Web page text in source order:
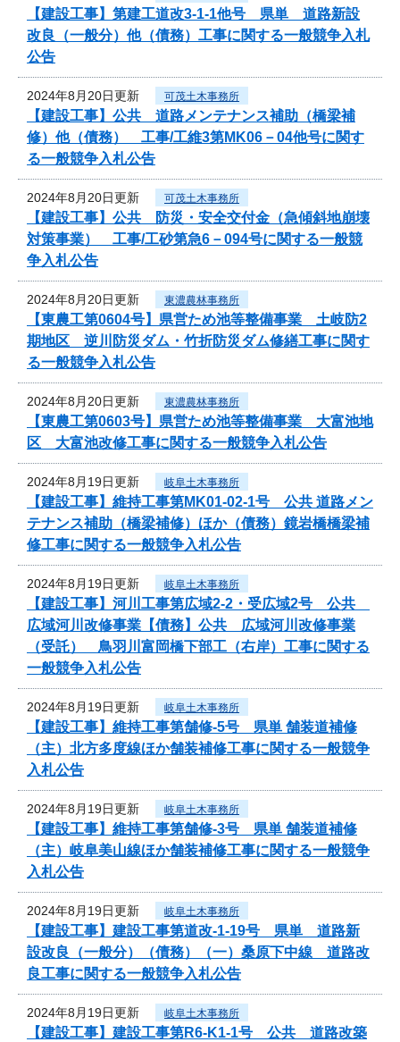
【建設工事】第建工道改3-1-1他号 県単 道路新設
改良（一般分）他（債務）工事に関する一般競争入札
公告
2024年8月20日更新 可茂土木事務所
【建設工事】公共 道路メンテナンス補助（橋梁補
修）他（債務） 工事/工維3第MK06－04他号に関す
る一般競争入札公告
2024年8月20日更新 可茂土木事務所
【建設工事】公共 防災・安全交付金（急傾斜地崩壊
対策事業） 工事/工砂第急6－094号に関する一般競
争入札公告
2024年8月20日更新 東濃農林事務所
【東農工第0604号】県営ため池等整備事業 土岐防2
期地区 逆川防災ダム・竹折防災ダム修繕工事に関す
る一般競争入札公告
2024年8月20日更新 東濃農林事務所
【東農工第0603号】県営ため池等整備事業 大富池地
区 大富池改修工事に関する一般競争入札公告
2024年8月19日更新 岐阜土木事務所
【建設工事】維持工事第MK01-02-1号 公共 道路メン
テナンス補助（橋梁補修）ほか（債務）鏡岩橋橋梁補
修工事に関する一般競争入札公告
2024年8月19日更新 岐阜土木事務所
【建設工事】河川工事第広域2-2・受広域2号 公共
広域河川改修事業【債務】公共 広域河川改修事業
（受託） 鳥羽川富岡橋下部工（右岸）工事に関する
一般競争入札公告
2024年8月19日更新 岐阜土木事務所
【建設工事】維持工事第舗修-5号 県単 舗装道補修
（主）北方多度線ほか舗装補修工事に関する一般競争
入札公告
2024年8月19日更新 岐阜土木事務所
【建設工事】維持工事第舗修-3号 県単 舗装道補修
（主）岐阜美山線ほか舗装補修工事に関する一般競争
入札公告
2024年8月19日更新 岐阜土木事務所
【建設工事】建設工事第道改-1-19号 県単 道路新
設改良（一般分）（債務）（一）桑原下中線 道路改
良工事に関する一般競争入札公告
2024年8月19日更新 岐阜土木事務所
【建設工事】建設工事第R6-K1-1号 公共 道路改築